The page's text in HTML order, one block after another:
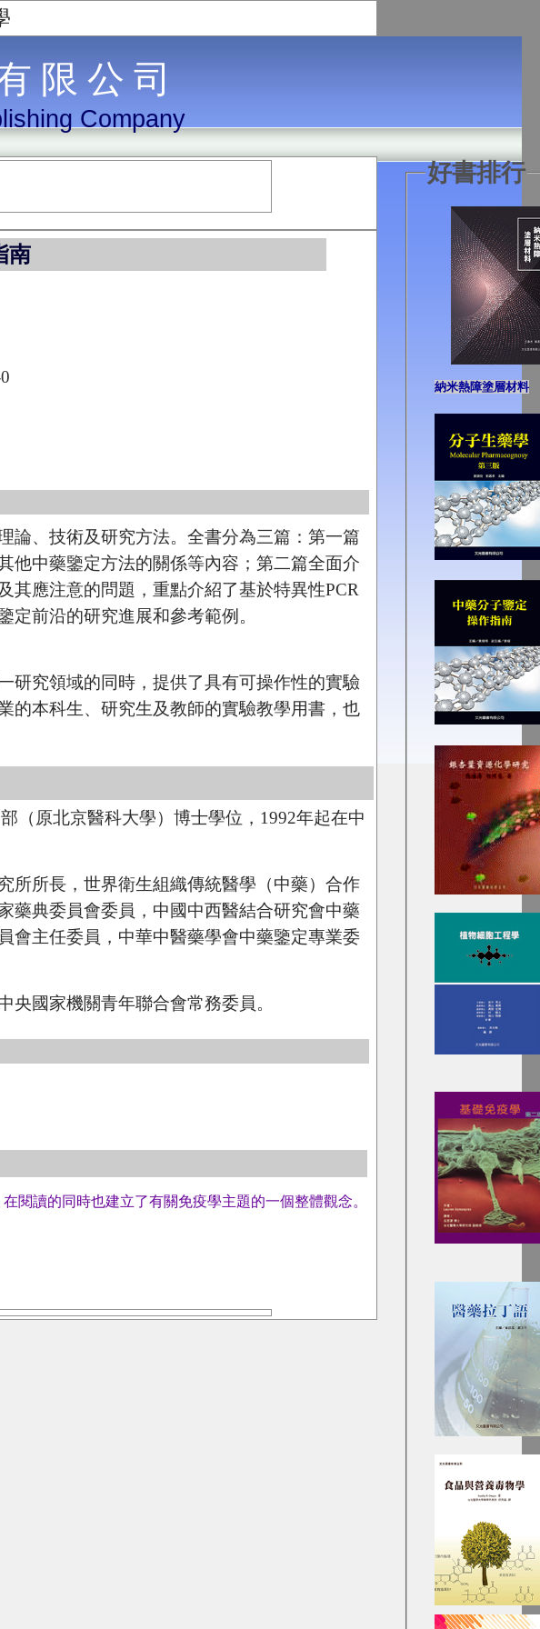
限 公 司
Company
好書排行
納米熱障塗層材料
南
論、技術及研究方法。全書分為三篇：第一篇
他中藥鑒定方法的關係等內容；第二篇全面介
其應注意的問題，重點介紹了基於特異性PCR
前沿的研究進展和參考範例。
研究領域的同時，提供了具有可操作性的實驗
的本科生、研究生及教師的實驗教學用書，也
（原北京醫科大學）博士學位，1992年起在中
所所長，世界衛生組織傳統醫學（中藥）合作
藥典委員會委員，中國中西醫結合研究會中藥
會主任委員，中華中醫藥學會中藥鑒定專業委
國家機關青年聯合會常務委員。
閱讀的同時也建立了有關免疫學主題的一個整體觀念。